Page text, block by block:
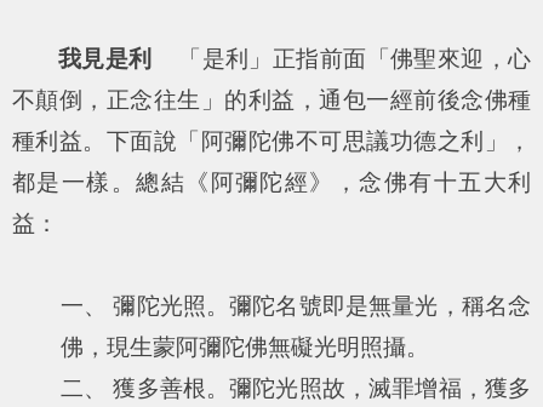
我見是利
「是利」正指前面「佛聖來迎，心
不顛倒，正念往生」的利益，通包一經前後念佛種
種利益。下面說「阿彌陀佛不可思議功德之利」，
都是一樣。總結《阿彌陀經》，念佛有十五大利
益：
一、 彌陀光照。彌陀名號即是無量光，稱名念
佛，現生蒙阿彌陀佛無礙光明照攝。
二、 獲多善根。彌陀光照故，滅罪增福，獲多